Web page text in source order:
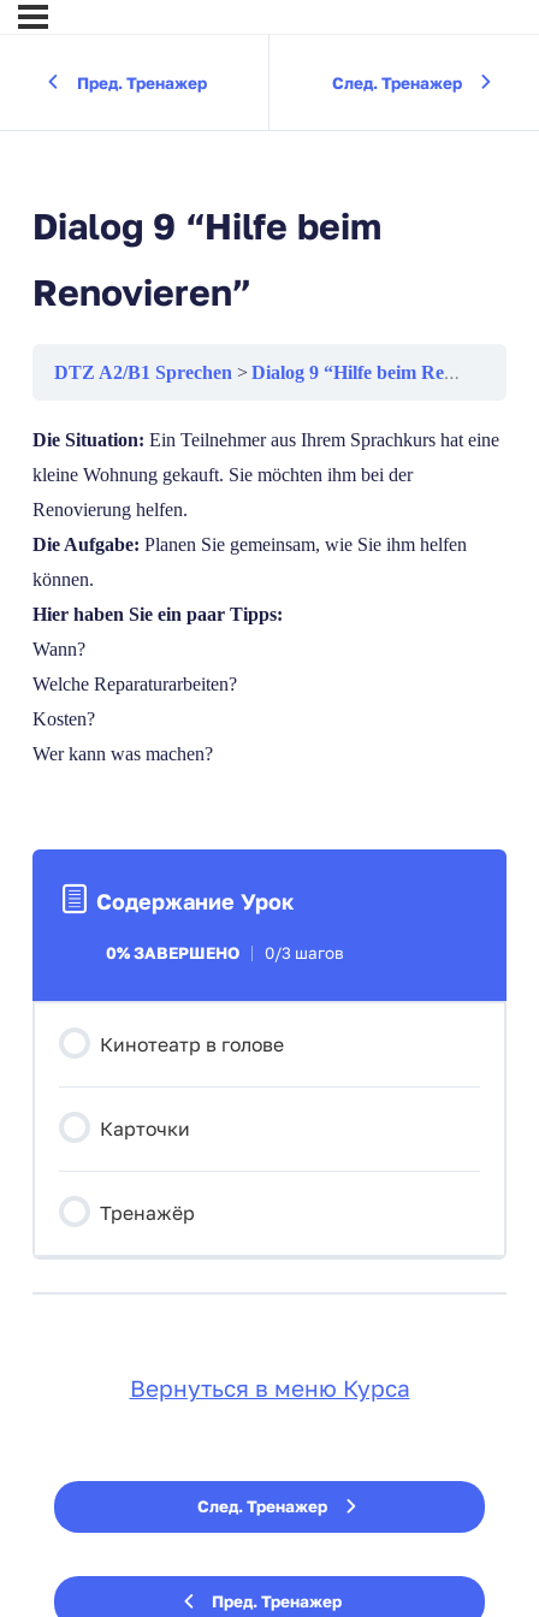
Пред. Тренажер След. Тренажер
Dialog 9 “Hilfe beim
Renovieren”
DTZ A2/B1 Sprechen Dialog 9 “Hilfe beim Renovieren”
Die Situation: Ein Teilnehmer aus Ihrem Sprachkurs hat eine
kleine Wohnung gekauft. Sie möchten ihm bei der
Renovierung helfen.
Die Aufgabe: Planen Sie gemeinsam, wie Sie ihm helfen
können.
Hier haben Sie ein paar Tipps:
Wann?
Welche Reparaturarbeiten?
Kosten?
Wer kann was machen?
Содержание Урок
0% ЗАВЕРШЕНО 0/3 шагов
Кинотеатр в голове
Карточки
Тренажёр
Пред. Тренажер
Вернуться в меню Курса
След. Тренажер